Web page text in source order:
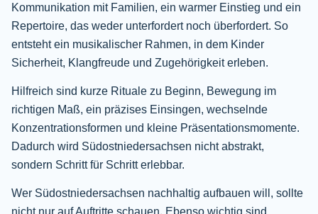
Kommunikation mit Familien, ein warmer Einstieg und ein
Repertoire, das weder unterfordert noch überfordert. So
entsteht ein musikalischer Rahmen, in dem Kinder
Sicherheit, Klangfreude und Zugehörigkeit erleben.
Hilfreich sind kurze Rituale zu Beginn, Bewegung im
richtigen Maß, ein präzises Einsingen, wechselnde
Konzentrationsformen und kleine Präsentationsmomente.
Dadurch wird Südostniedersachsen nicht abstrakt,
sondern Schritt für Schritt erlebbar.
Wer Südostniedersachsen nachhaltig aufbauen will, sollte
nicht nur auf Auftritte schauen. Ebenso wichtig sind